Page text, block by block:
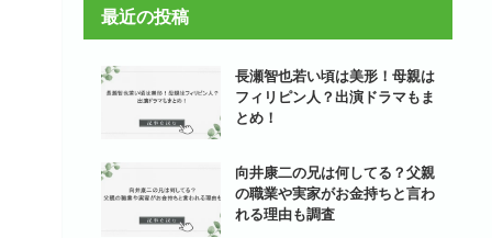
イ
最近の投稿
長瀬智也若い頃は美形！母親は
フィリピン人？出演ドラマもま
とめ！
向井康二の兄は何してる？父親
の職業や実家がお金持ちと言わ
れる理由も調査